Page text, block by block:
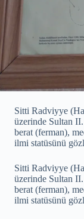
Sitti Radviyye
üzerinde Sultan II.
berat (ferman),
ilmi statüsünü
Sitti Radviyye
üzerinde Sultan II.
berat (ferman),
ilmi statüsünü